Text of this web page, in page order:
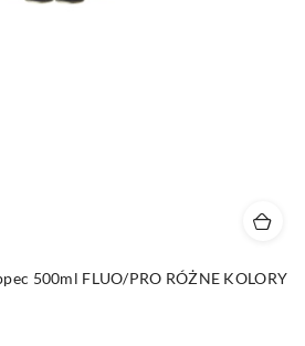
500ml FLUO/PRO RÓŻNE KOLORY